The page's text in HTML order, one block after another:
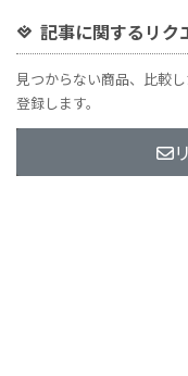
記事に関するリク
見つからない商品、比較
登録します。